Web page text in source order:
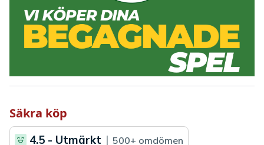
Säkra köp